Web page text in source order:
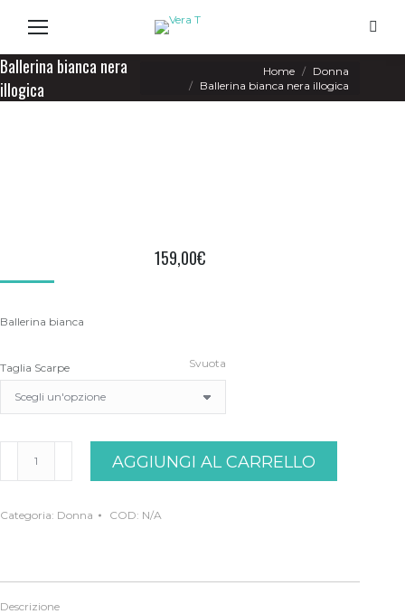
Search:
Ballerina bianca nera
illogica
Home
Donna
Ballerina bianca nera illogica
159,00€
Ballerina bianca
Taglia Scarpe Svuota
AGGIUNGI AL CARRELLO
Categoria: Donna COD: N/A
Descrizione